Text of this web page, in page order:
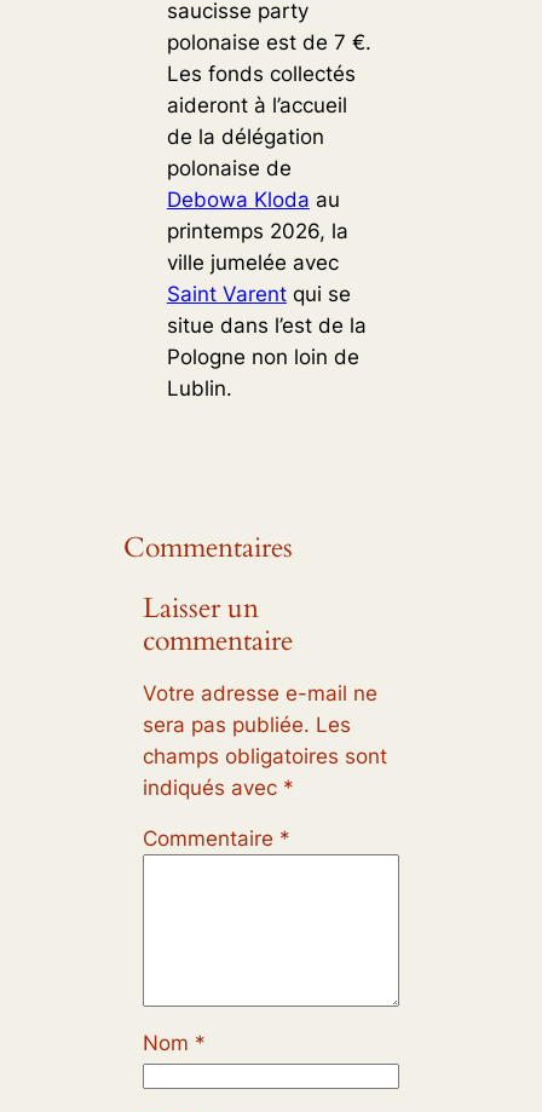
saucisse party
polonaise est de 7 €.
Les fonds collectés
aideront à l’accueil
de la délégation
polonaise de
Debowa Kloda au
printemps 2026, la
ville jumelée avec
Saint Varentqui se
situe dans l’est de la
Pologne non loin de
Lublin.
Commentaires
Laisser un
commentaire
Votre adresse e-mail ne
sera pas publiée. Les
champs obligatoires sont
indiqués avec *
Commentaire *
Nom *